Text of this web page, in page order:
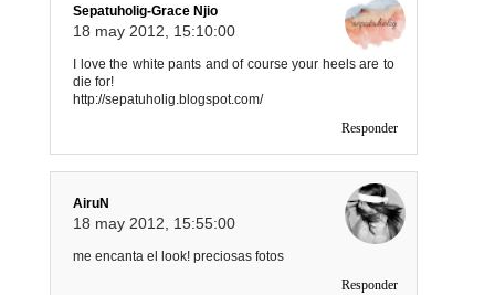
Sepatuholig-Grace Njio
18 may 2012, 15:10:00
I love the white pants and of course your heels are to
die for!
http://sepatuholig.blogspot.com/
Responder
AiruN
18 may 2012, 15:55:00
me encanta el look! preciosas fotos
Responder